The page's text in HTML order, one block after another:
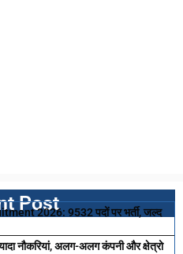
Post
2026: 9532 पदों पर भर्ती, जल्द
नौकरियां, अलग-अलग कंपनी और क्षेत्रो